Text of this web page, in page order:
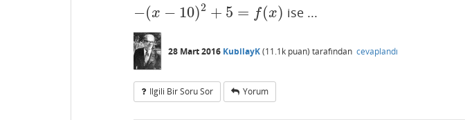
−(x − 10)2 + 5 = f(x)
−(x−10)2+5=f x) ise ...
28 Mart 2016 KubilayK(11.1k puan) tarafından cevaplandı
Ilgili Bir Soru Sor Yorum